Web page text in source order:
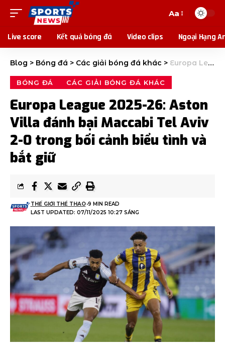
Aa
Live score Kết quả bóng đá Video clips Ngoại Hạng
Blog > Bóng đá > Các giải bóng đá khác > Europa League 2025-26: Aston Villa đánh bại Maccabi Tel Aviv 2-0 trong bối cảnh biểu tình và bắt giữ
BÓNG ĐÁ CÁC GIẢI BÓNG ĐÁ KHÁC
Europa League 2025-26: Aston
Villa đánh bại Maccabi Tel Aviv
2-0 trong bối cảnh biểu tình và
bắt giữ
LAST UPDATED: 07/11/2025 10:27 SÁNG
THẾ GIỚI THỂ THAO 9 MIN READ